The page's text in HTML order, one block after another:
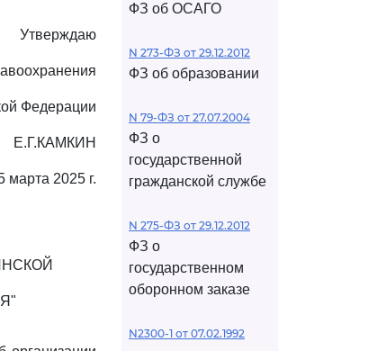
Утверждаю
Федерации
Е.Г.КАМКИН
марта 2025 г.
ФЗ об ОСАГО
N 273-ФЗ от 29.12.2012
ФЗ об образовании
N 79-ФЗ от 27.07.2004
ФЗ о
государственной
гражданской службе
N 275-ФЗ от 29.12.2012
ФЗ о
государственном
оборонном заказе
N2300-1 от 07.02.1992